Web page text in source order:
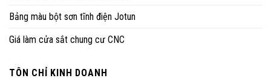
Bảng màu bột sơn tĩnh điện Jotun
Giá làm cửa sắt chung cư CNC
TÔN CHỈ KINH DOANH